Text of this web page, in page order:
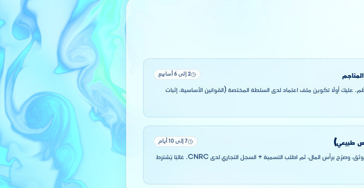
2 إلى 6 أسابيع
أولًا تكوين ملف اعتماد لدى السلطة المختصة (القوانين الأساسية، إثبات
7 إلى 10 أيام
بمجرد الحصول على الاعتماد، وقّع القوانين الأساسية لدى الموثق، وصرّح برأس المال، ثم اطلب التسمية + السجل التجاري لدى CNRC. غالبًا يُشترط